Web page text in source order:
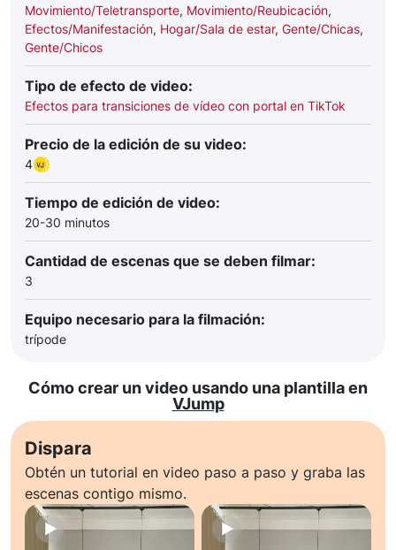
Movimiento/Teletransporte, Movimiento/Reubicación,
Efectos/Manifestación, Hogar/Sala de estar, Gente/Chicas,
Gente/Chicos
Tipo de efecto de video:
Efectos para transiciones de vídeo con portal en TikTok
Precio de la edición de su video:
4
Tiempo de edición de video:
20-30 minutos
Cantidad de escenas que se deben filmar:
3
Equipo necesario para la filmación:
trípode
Cómo crear un video usando una plantilla en
VJump
Dispara
Obtén un tutorial en video paso a paso y graba las
escenas contigo mismo.